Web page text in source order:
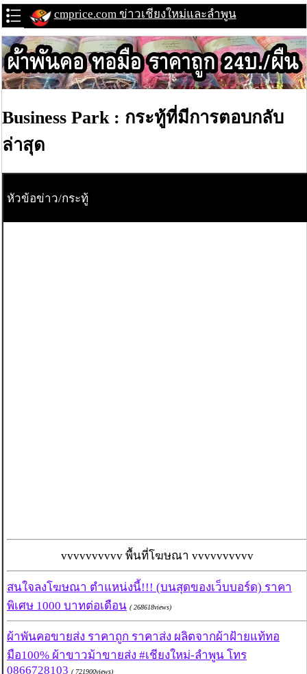
cmprice.com ข่าวเชียงใหม่และลำพูน
Business Park : กระทู้ที่มีการตอบกลับ
ล่าสุด
หัวข้อข่าว/กระทู้
vvvvvvvvvv พื้นที่โฆษณา vvvvvvvvvv
สนใจลงโฆษณา ตำแหน่งนี้!!! (บนสุดของเว็บบอร์ด) ราคา
พิเศษ 1000 บาทต่อเดือน ( 268618views)
ผ้าพันคอขายส่ง ราคาถูก ราคาส่ง ผลิตจากผ้าฝ้ายแท้ทอ
มือ100% ผ้าขาวม้าขายส่ง #เชียงใหม่-ลำพูน โทร
0866728103 ( 721900views)